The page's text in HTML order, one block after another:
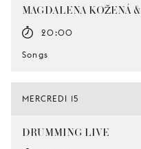
MAGDALENA KOŽENÁ
20:00
Songs
MERCREDI 15
DRUMMING LIVE